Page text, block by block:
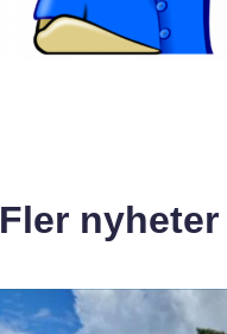
Fler nyheter